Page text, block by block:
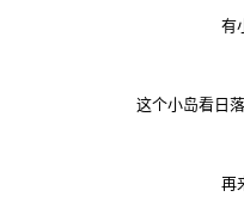
有
这个小岛看日
再